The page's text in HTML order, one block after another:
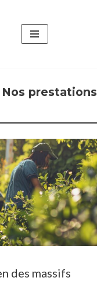
Nos prestations
des massifs